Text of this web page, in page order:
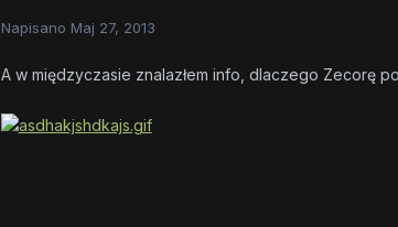
Napisano Maj 27, 2013
A w międzyczasie znalazłem info, dlaczego Zecorę